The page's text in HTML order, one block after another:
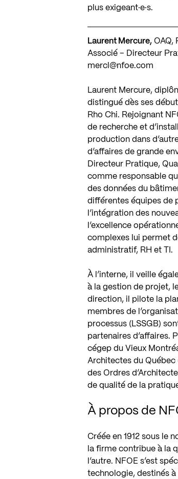
plus exigeant·e·s.
Laurent Mercure, OAQ,
Associé – Directeur
mercl@nfoe.com
Laurent Mercure,
distingué dès ses
Rho Chi. Rejoignant
de recherche et
production dans
d’affaires de grande
Directeur Pratique,
comme responsable
des données du
différentes équipes de
l’intégration des
l’excellence
complexes lui permet
administratif, RH et TI.
À l’interne, il veille
à la gestion de projet,
direction, il pilote la
membres de
processus (LSSGB)
partenaires d’affaires.
cégep du Vieux
Architectes du Québec
des Ordres
de qualité de la
À propos de
Créée en 1912 sous le
la firme contribue à la
l’autre. NFOE s’est
technologie, destinés à